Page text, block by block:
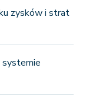
zysków i strat